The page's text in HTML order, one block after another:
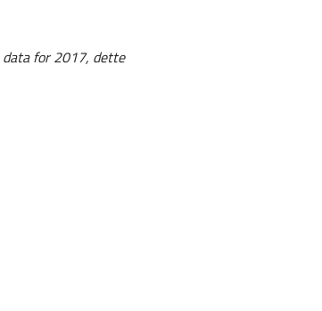
for 2017, dette